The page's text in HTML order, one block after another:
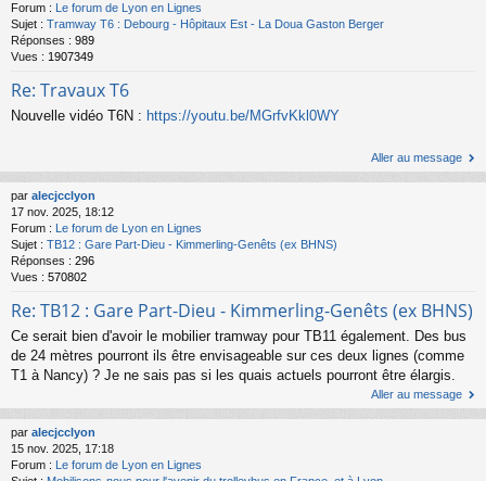
Forum :
Le forum de Lyon en Lignes
Sujet : Tramway T6 : Debourg - Hôpitaux Est - La Doua Gaston Berger
Réponses : 989
Vues : 1907349
Re: Travaux T6
Nouvelle vidéo T6N : https://youtu.be/MGrfvKkl0WY
Aller au message
par alecjcclyon
17 nov. 2025, 18:12
Forum : Le forum de Lyon en Lignes
Sujet : TB12 : Gare Part-Dieu - Kimmerling-Genêts (ex BHNS)
Réponses : 296
Vues : 570802
Re: TB12 : Gare Part-Dieu - Kimmerling-Genêts (ex BHNS)
Ce serait bien d'avoir le mobilier tramway pour TB11 également. Des bus
de 24 mètres pourront ils être envisageable sur ces deux lignes (comme
T1 à Nancy) ? Je ne sais pas si les quais actuels pourront être élargis.
Aller au message
par alecjcclyon
15 nov. 2025, 17:18
Forum : Le forum de Lyon en Lignes